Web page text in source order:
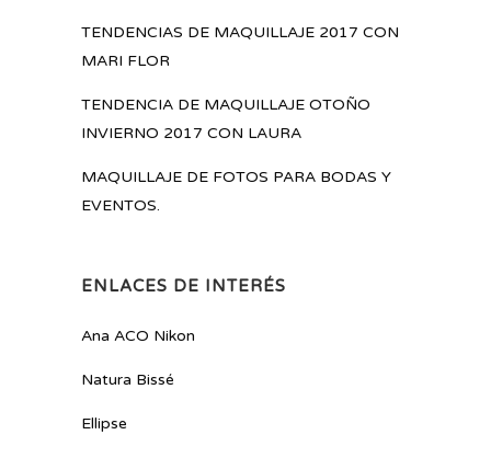
TENDENCIAS DE MAQUILLAJE 2017 CON
MARI FLOR
TENDENCIA DE MAQUILLAJE OTOÑO
INVIERNO 2017 CON LAURA
MAQUILLAJE DE FOTOS PARA BODAS Y
EVENTOS.
ENLACES DE INTERÉS
Ana ACO Nikon
Natura Bissé
Ellipse